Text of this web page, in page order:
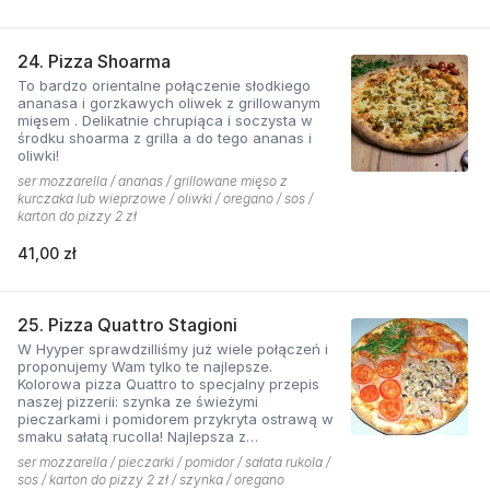
24. Pizza Shoarma
To bardzo orientalne połączenie słodkiego
ananasa i gorzkawych oliwek z grillowanym
mięsem . Delikatnie chrupiąca i soczysta w
środku shoarma z grilla a do tego ananas i
oliwki!
ser mozzarella / ananas / grillowane mięso z
kurczaka lub wieprzowe / oliwki / oregano / sos /
karton do pizzy 2 zł
41,00 zł
25. Pizza Quattro Stagioni
W Hyyper sprawdzilliśmy już wiele połączeń i
proponujemy Wam tylko te najlepsze.
Kolorowa pizza Quattro to specjalny przepis
naszej pizzerii: szynka ze świeżymi
pieczarkami i pomidorem przykryta ostrawą w
smaku sałatą rucolla! Najlepsza z
czosnkowym sosem według naszej receptury
ser mozzarella / pieczarki / pomidor / sałata rukola /
sos / karton do pizzy 2 zł / szynka / oregano